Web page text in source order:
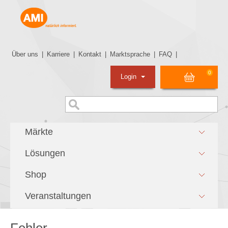
Über uns Karriere Kontakt Marktsprache FAQ
0
Login
Märkte
Lösungen
Shop
Veranstaltungen